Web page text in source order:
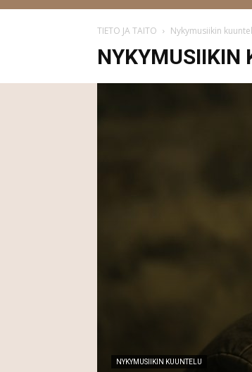
TIETO JA TAITO Nykymusiikin
NYKYMUSIIKIN
NYKYMUSIIKIN KUUNTELU